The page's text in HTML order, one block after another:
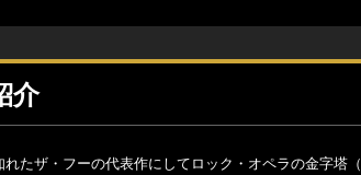
介
れたザ・フーの代表作にしてロック・オペラの金字塔